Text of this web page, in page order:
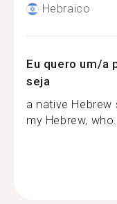
Hebraico
Eu quero um/a
seja
a native
my Hebrew,